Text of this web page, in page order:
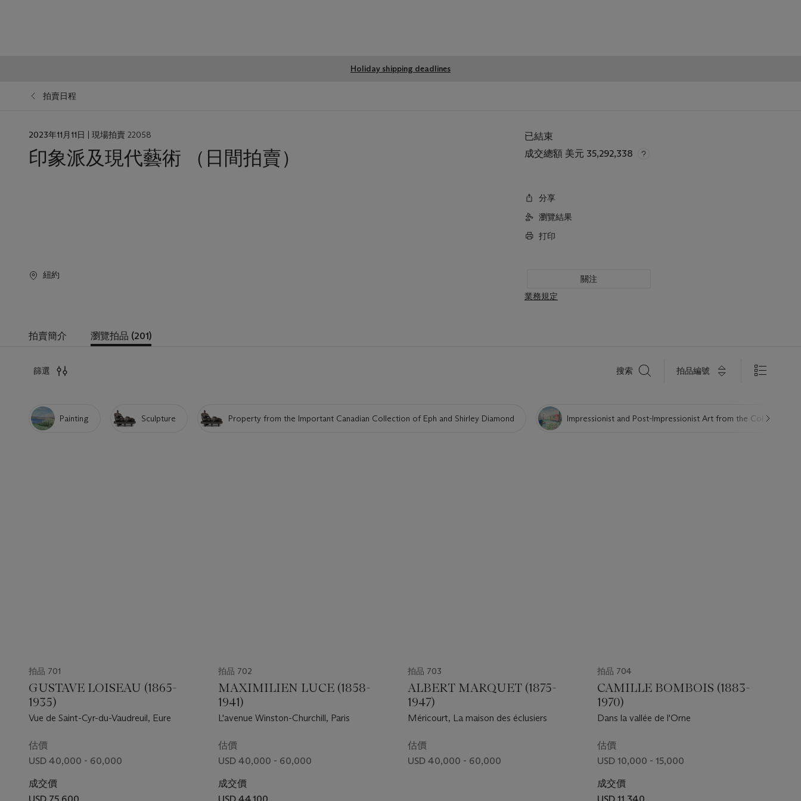
Global
Holiday shipping deadlines
拍賣日程
日
2023年11月11日 | 現場拍賣 22058
印象派及現代藝術 （日間拍賣）
紐約
已結束
成交總額 美元 35,292,338
分享
瀏覽結果
打印
關注
業務規定
拍賣簡介 瀏覽拍品 (201)
篩選 搜索 拍品編號
Painting Sculpture Property from the Important Canadian Collection of Eph and Shirley Diamond Impressionist and Post-Impressionist Art from the Collections
拍品 701
GUSTAVE LOISEAU (1865-
1935)
Vue de Saint-Cyr-du-Vaudreuil, Eure
估價
USD 40,000 - 60,000
成交價
拍品 702
MAXIMILIEN LUCE (1858-
1941)
L'avenue Winston-Churchill, Paris
估價
USD 40,000 - 60,000
成交價
拍品 703
ALBERT MARQUET (1875-
1947)
Méricourt, La maison des éclusiers
估價
USD 40,000 - 60,000
拍品 704
CAMILLE BOMBOIS (1883-
1970)
Dans la vallée de l'Orne
估價
USD 10,000 - 15,000
成交價